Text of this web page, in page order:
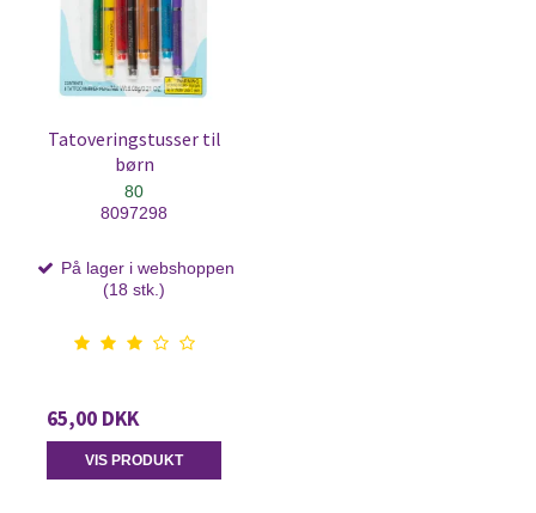
Tatoveringstusser til
børn
80
8097298
På lager i webshoppen
(18 stk.)
65,00 DKK
VIS PRODUKT